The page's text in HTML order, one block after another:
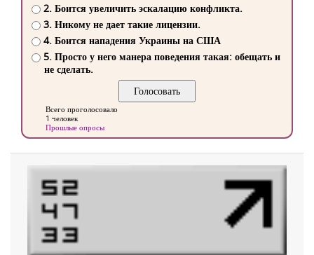
2. Боится увеличить эскалацию конфликта.
3. Никому не дает такие лицензии.
4. Боится нападения Украины на США
5. Просто у него манера поведения такая: обещать и
не сделать.
Всего проголосовало
1 человек
Прошлые опросы